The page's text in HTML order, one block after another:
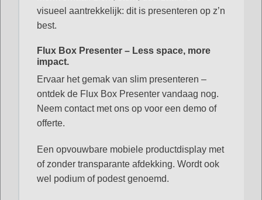
visueel aantrekkelijk: dit is presenteren op z’n
best.
Flux Box Presenter – Less space, more
impact.
Ervaar het gemak van slim presenteren –
ontdek de Flux Box Presenter vandaag nog.
Neem contact met ons op voor een demo of
offerte.
Een opvouwbare mobiele productdisplay met
of zonder transparante afdekking. Wordt ook
wel podium of podest genoemd.